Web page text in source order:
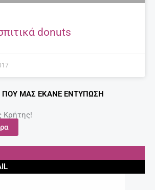
donuts
ΠΟΥ ΜΑΣ ΈΚΑΝΕ ΕΝΤΎΠΩΣΗ
Κρήτης!